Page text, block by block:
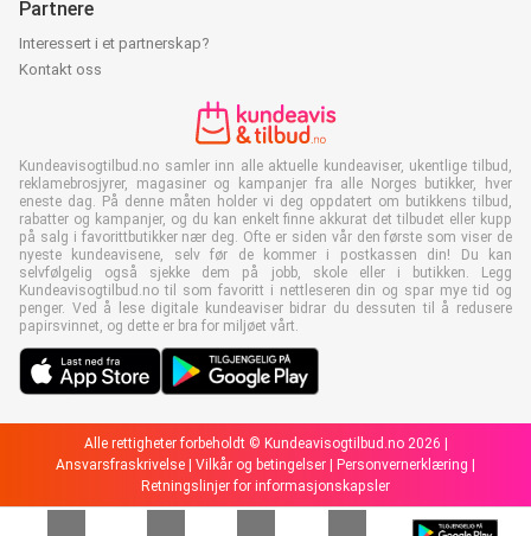
Partnere
Interessert i et partnerskap?
Kontakt oss
Kundeavisogtilbud.no samler inn alle aktuelle kundeaviser, ukentlige tilbud,
reklamebrosjyrer, magasiner og kampanjer fra alle Norges butikker, hver
eneste dag. På denne måten holder vi deg oppdatert om butikkens tilbud,
rabatter og kampanjer, og du kan enkelt finne akkurat det tilbudet eller kupp
på salg i favorittbutikker nær deg. Ofte er siden vår den første som viser de
nyeste kundeavisene, selv før de kommer i postkassen din! Du kan
selvfølgelig også sjekke dem på jobb, skole eller i butikken. Legg
Kundeavisogtilbud.no til som favoritt i nettleseren din og spar mye tid og
penger. Ved å lese digitale kundeaviser bidrar du dessuten til å redusere
papirsvinnet, og dette er bra for miljøet vårt.
Alle rettigheter forbeholdt © Kundeavisogtilbud.no 2026 |
Ansvarsfraskrivelse
Vilkår og betingelser Personvernerklæring
Retningslinjer for informasjonskapsler